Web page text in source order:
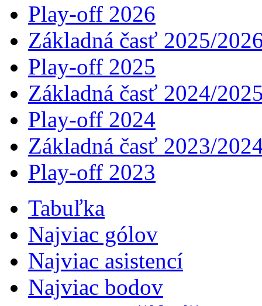
Play-off 2026
Základná časť 2025/
Play-off 2025
Základná časť 2024/
Play-off 2024
Základná časť 2023/
Play-off 2023
Tabuľka
Najviac gólov
Najviac asistencí­
Najviac bodov